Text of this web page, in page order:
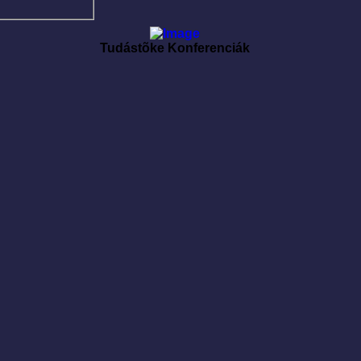
Tudástõke Konferenciák